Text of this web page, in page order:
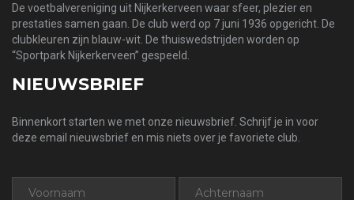
De voetbalvereniging uit Nijkerkerveen waar sfeer, plezier en
prestaties samen gaan. De club werd op 7 juni 1936 opgericht. De
clubkleuren zijn blauw-wit. De thuiswedstrijden worden op
“Sportpark Nijkerkerveen” gespeeld.
NIEUWSBRIEF
Binnenkort starten we met onze nieuwsbrief. Schrijf je in voor
deze email nieuwsbrief en mis niets over je favoriete club.